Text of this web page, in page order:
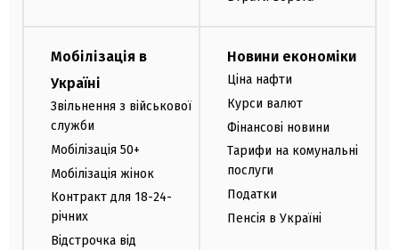
Мобілізація в
Україні
Звільнення з військової
служби
Мобілізація 50+
Мобілізація жінок
Контракт для 18-24-
річних
Відстрочка від
Новини економіки
Ціна нафти
Курси валют
Фінансові новини
Тарифи на комунальні
послуги
Податки
Пенсія в Україні